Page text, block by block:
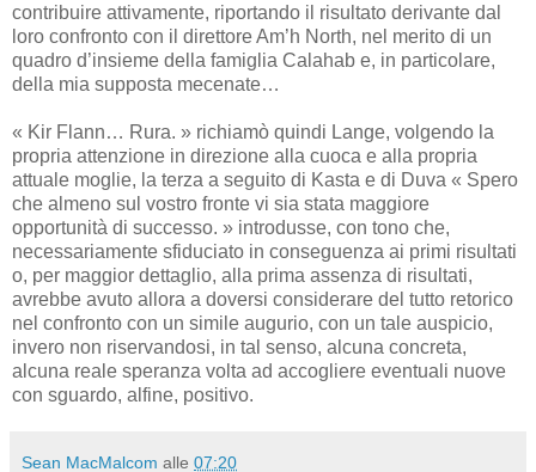
contribuire attivamente, riportando il risultato derivante dal
loro confronto con il direttore Am’h North, nel merito di un
quadro d’insieme della famiglia Calahab e, in particolare,
della mia supposta mecenate…
« Kir Flann… Rura. » richiamò quindi Lange, volgendo la
propria attenzione in direzione alla cuoca e alla propria
attuale moglie, la terza a seguito di Kasta e di Duva « Spero
che almeno sul vostro fronte vi sia stata maggiore
opportunità di successo. » introdusse, con tono che,
necessariamente sfiduciato in conseguenza ai primi risultati
o, per maggior dettaglio, alla prima assenza di risultati,
avrebbe avuto allora a doversi considerare del tutto retorico
nel confronto con un simile augurio, con un tale auspicio,
invero non riservandosi, in tal senso, alcuna concreta,
alcuna reale speranza volta ad accogliere eventuali nuove
con sguardo, alfine, positivo.
Sean MacMalcom alle 07:20